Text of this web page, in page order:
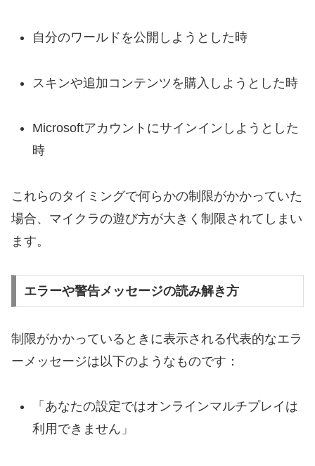
自分のワールドを公開しようとした時
スキンや追加コンテンツを購入しようとした時
Microsoftアカウントにサインインしようとした
時
これらのタイミングで何らかの制限がかかっていた
場合、マイクラの遊び方が大きく制限されてしまい
ます。
エラーや警告メッセージの読み解き方
制限がかかっているときに表示される代表的なエラ
ーメッセージは以下のようなものです：
「あなたの設定ではオンラインマルチプレイは
利用できません」